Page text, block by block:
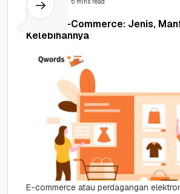
Apa Itu E-Commerce: Jenis,
Kelebihannya
E-commerce atau perdagangan